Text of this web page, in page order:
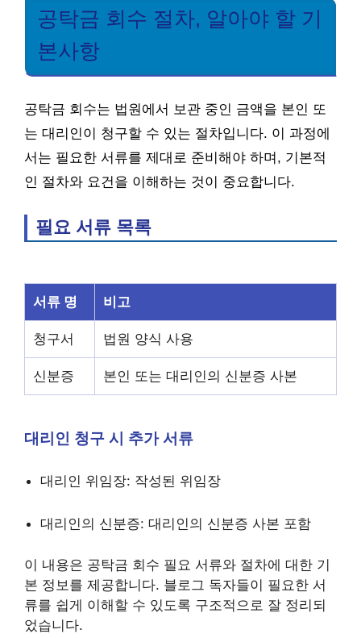
공탁금 회수 절차, 알아야 할 기
본사항
공탁금 회수는 법원에서 보관 중인 금액을 본인 또
는 대리인이 청구할 수 있는 절차입니다. 이 과정에
서는 필요한 서류를 제대로 준비해야 하며, 기본적
인 절차와 요건을 이해하는 것이 중요합니다.
필요 서류 목록
서류 명 비고
청구서 법원 양식 사용
신분증 본인 또는 대리인의 신분증 사본
대리인 청구 시 추가 서류
대리인 위임장: 작성된 위임장
대리인의 신분증: 대리인의 신분증 사본 포함
이 내용은 공탁금 회수 필요 서류와 절차에 대한 기
본 정보를 제공합니다. 블로그 독자들이 필요한 서
류를 쉽게 이해할 수 있도록 구조적으로 잘 정리되
었습니다.